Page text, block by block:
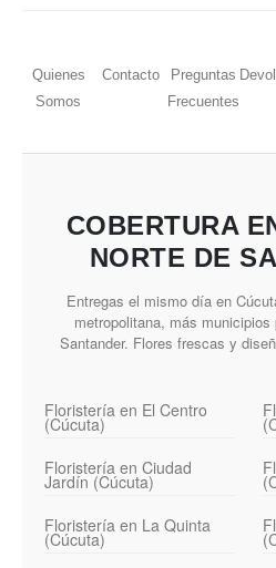
Quienes
Somos
Contacto
Preguntas
Frecuentes
COBERTURA
NORTE DE
Entregas el mismo día en
metropolitana, más
Santander. Flores frescas y
Floristería en El Centro
(Cúcuta)
Floristería en Ciudad
Jardín (Cúcuta)
Floristería en La Quinta
(Cúcuta)